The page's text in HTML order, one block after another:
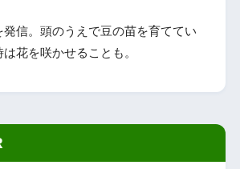
信。頭のうえで豆の苗を育ててい
花を咲かせることも。